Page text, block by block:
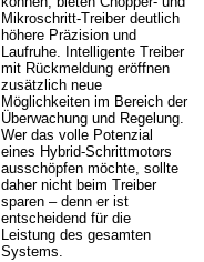
Mikroschritt-Treiber deutlich
höhere Präzision und
Laufruhe. Intelligente Treiber
mit Rückmeldung eröffnen
zusätzlich neue
Möglichkeiten im Bereich der
Überwachung und Regelung.
Wer das volle Potenzial
eines Hybrid-Schrittmotors
ausschöpfen möchte, sollte
daher nicht beim Treiber
sparen – denn er ist
entscheidend für die
Leistung des gesamten
Systems.